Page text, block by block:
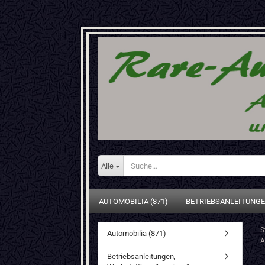
Alle
AUTOMOBILIA (871)
Automobilia (871)
Betriebsanleitungen,